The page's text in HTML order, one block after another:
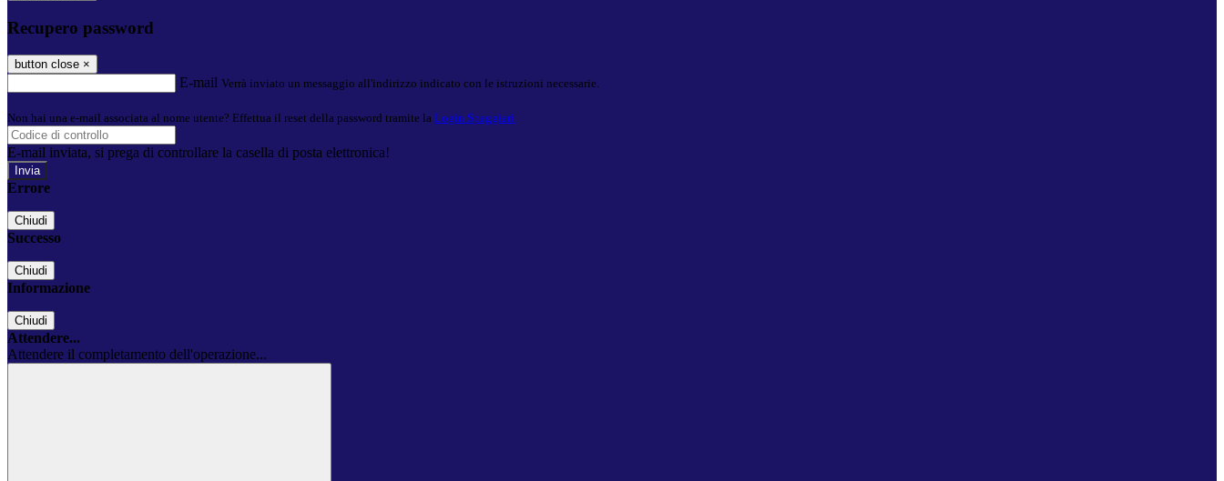
Recupero password
button close ×
E-mail Verrà inviato un messaggio all'indirizzo indicato con le istruzioni necessarie.
Non hai una e-mail associata al nome utente? Effettua il reset della password tramite la Login Spaggiari
E-mail inviata, si prega di controllare la casella di posta elettronica!
Errore
Chiudi
Successo
Chiudi
Informazione
Chiudi
Attendere...
Attendere il completamento dell'operazione...